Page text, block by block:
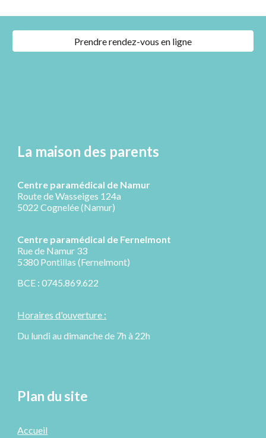
Prendre rendez-vous en ligne
La maison des parents
Centre paramédical de Namur
Route de Wasseiges 124a
5022 Cognelée (Namur)
Centre paramédical de Fernelmont
Rue de Namur 33
5380 Pontillas (Fernelmont)
BCE : 0745.869.622
Horaires d'ouverture :
Du lundi au dimanche de 7h à 22h
Plan du site
Accueil